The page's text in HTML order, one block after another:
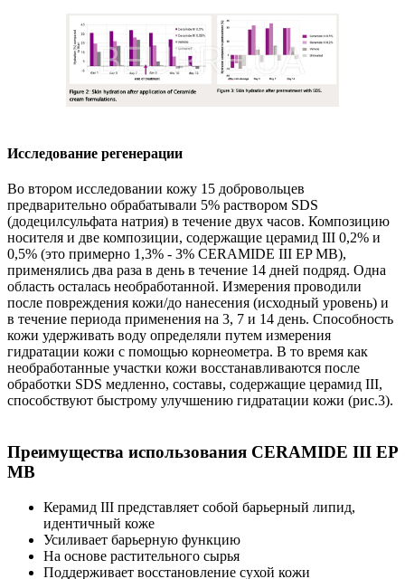
Исследование регенерации
Во втором исследовании кожу 15 добровольцев
предварительно обрабатывали 5% раствором SDS
(додецилсульфата натрия) в течение двух часов. Композицию
носителя и две композиции, содержащие церамид III 0,2% и
0,5% (это примерно 1,3% - 3% CERAMIDE III EP MB),
применялись два раза в день в течение 14 дней подряд. Одна
область осталась необработанной. Измерения проводили
после повреждения кожи/до нанесения (исходный уровень) и
в течение периода применения на 3, 7 и 14 день. Способность
кожи удерживать воду определяли путем измерения
гидратации кожи с помощью корнеометра. В то время как
необработанные участки кожи восстанавливаются после
обработки SDS медленно, составы, содержащие церамид III,
способствуют быстрому улучшению гидратации кожи (рис.3).
Преимущества использования CERAMIDE III EP
MB
Керамид III представляет собой барьерный липид,
идентичный коже
Усиливает барьерную функцию
На основе растительного сырья
Поддерживает восстановление сухой кожи